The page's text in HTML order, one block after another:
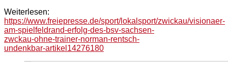
Weiterlesen:
https://www.freiepresse.de/sport/lokalsport/zwickau/visionaer-
am-spielfeldrand-erfolg-des-bsv-sachsen-
zwckau-ohne-trainer-norman-rentsch-
undenkbar-artikel14276180